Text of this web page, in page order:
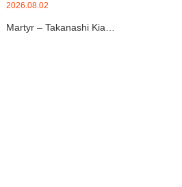
2026.08.02
Martyr – Takanashi Kia…